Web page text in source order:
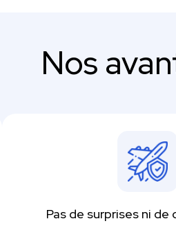
Nos
Pas de surprises ni